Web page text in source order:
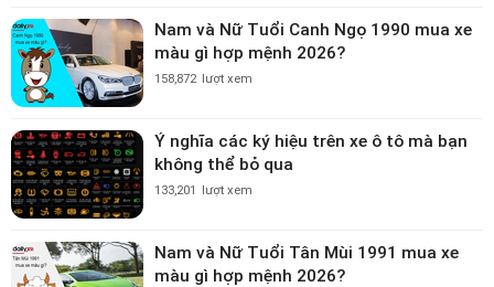
Nam và Nữ Tuổi Canh Ngọ 1990 mua xe
màu gì hợp mệnh 2026?
158,872 lượt xem
Ý nghĩa các ký hiệu trên xe ô tô mà bạn
không thể bỏ qua
133,201 lượt xem
Nam và Nữ Tuổi Tân Mùi 1991 mua xe
màu gì hợp mệnh 2026?